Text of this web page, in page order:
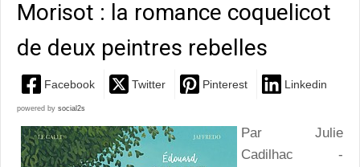
Morisot : la romance coquelicot
de deux peintres rebelles
Facebook Twitter Pinterest Linkedin
powered by social2s
Par Julie
Cadilhac -